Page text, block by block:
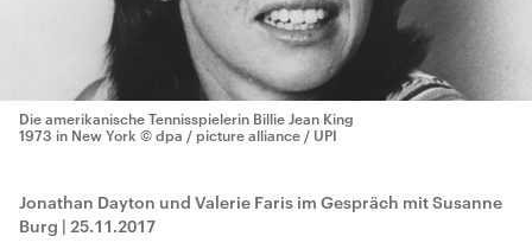
Die amerikanische Tennisspielerin Billie Jean King
1973 in New York © dpa / picture alliance / UPI
Jonathan Dayton und Valerie Faris im Gespräch mit Susanne
Burg | 25.11.2017